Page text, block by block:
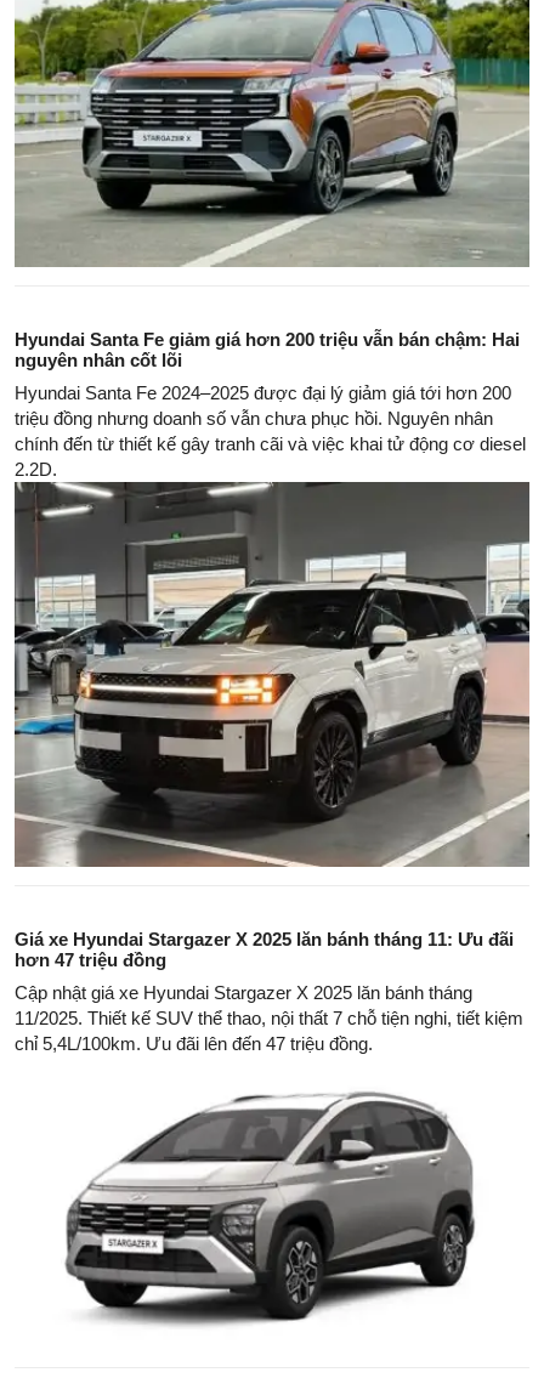
Hyundai Santa Fe giảm giá hơn 200 triệu vẫn bán chậm: Hai
nguyên nhân cốt lõi
Hyundai Santa Fe 2024–2025 được đại lý giảm giá tới hơn 200
triệu đồng nhưng doanh số vẫn chưa phục hồi. Nguyên nhân
chính đến từ thiết kế gây tranh cãi và việc khai tử động cơ diesel
2.2D.
Giá xe Hyundai Stargazer X 2025 lăn bánh tháng 11: Ưu đãi
hơn 47 triệu đồng
Cập nhật giá xe Hyundai Stargazer X 2025 lăn bánh tháng
11/2025. Thiết kế SUV thể thao, nội thất 7 chỗ tiện nghi, tiết kiệm
chỉ 5,4L/100km. Ưu đãi lên đến 47 triệu đồng.